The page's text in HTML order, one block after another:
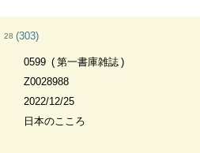
28 (303)
0599
第一書庫雑誌
Z0028988
2022/12/25
日本のこころ